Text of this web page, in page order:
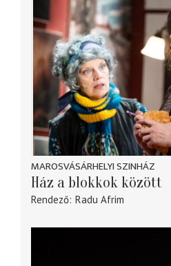
MAROSVÁSÁRHELYI SZINHÁZ
Ház a blokkok között
Rendező Radu Afrim